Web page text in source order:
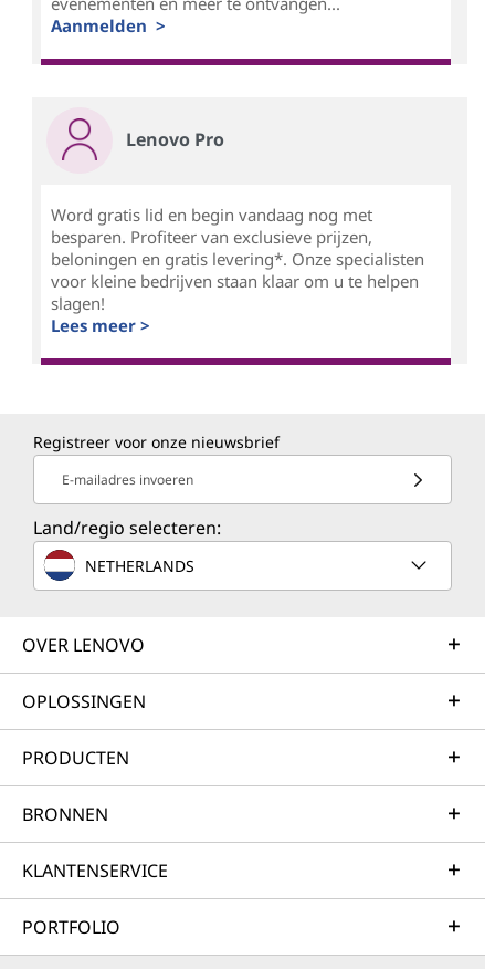
Aanmelden >
Lenovo Pro
Word gratis lid en begin vandaag nog met
besparen. Profiteer van exclusieve prijzen,
beloningen en gratis levering*. Onze specialisten
voor kleine bedrijven staan klaar om u te helpen
slagen!
Lees meer >
Registreer voor onze nieuwsbrief
E-mailadres invoeren
Land/regio selecteren:
NETHERLANDS
OVER LENOVO
OPLOSSINGEN
PRODUCTEN
BRONNEN
KLANTENSERVICE
PORTFOLIO